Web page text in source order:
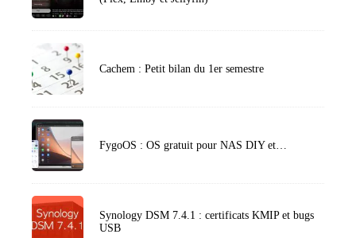
Cachem : Petit bilan du 1er semestre
FygoOS : OS gratuit pour NAS DIY et…
Synology DSM 7.4.1 : certificats KMIP et bugs
USB